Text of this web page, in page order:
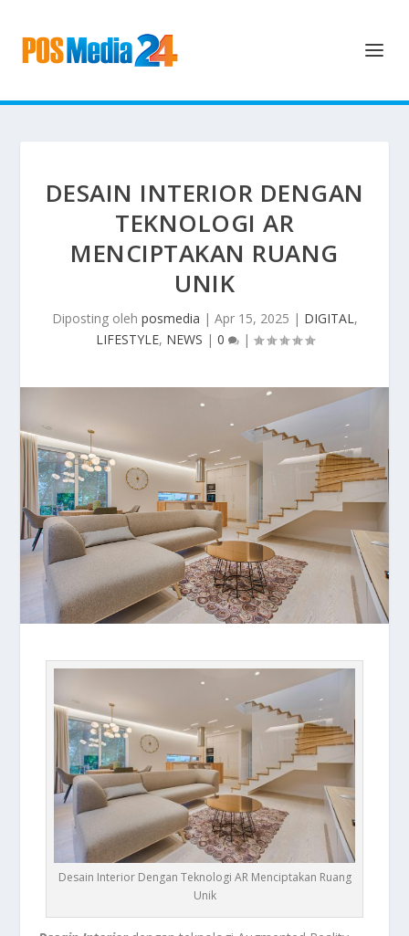
DESAIN INTERIOR DENGAN
TEKNOLOGI AR
MENCIPTAKAN RUANG
UNIK
Diposting oleh posmedia | Apr 15, 2025 | DIGITAL,
LIFESTYLE, NEWS | 0 |
Desain Interior Dengan Teknologi AR Menciptakan Ruang
Unik